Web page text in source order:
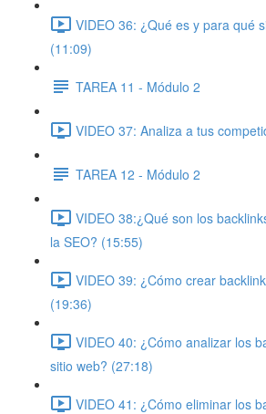
VIDEO 36: ¿Qué es y para qué
(11:09)
TAREA 11 - Módulo 2
VIDEO 37: Analiza a tus
TAREA 12 - Módulo 2
VIDEO 38:¿Qué son los
la SEO? (15:55)
VIDEO 39: ¿Cómo crear
(19:36)
VIDEO 40: ¿Cómo analizar los
sitio web? (27:18)
VIDEO 41: ¿Cómo eliminar los